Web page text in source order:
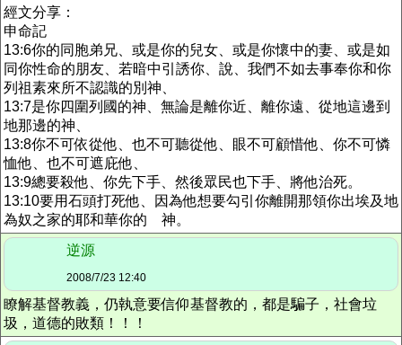
經文分享：
申命記
13:6你的同胞弟兄、或是你的兒女、或是你懷中的妻、或是如
同你性命的朋友、若暗中引誘你、說、我們不如去事奉你和你
列祖素來所不認識的別神、
13:7是你四圍列國的神、無論是離你近、離你遠、從地這邊到
地那邊的神、
13:8你不可依從他、也不可聽從他、眼不可顧惜他、你不可憐
恤他、也不可遮庇他、
13:9總要殺他、你先下手、然後眾民也下手、將他治死。
13:10要用石頭打死他、因為他想要勾引你離開那領你出埃及地
為奴之家的耶和華你的 神。
逆源
2008/7/23 12:40
瞭解基督教義，仍執意要信仰基督教的，都是騙子，社會垃
圾，道德的敗類！！！